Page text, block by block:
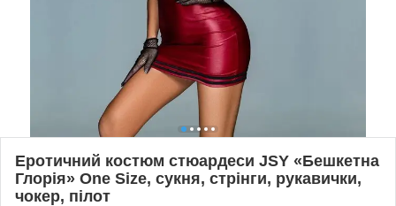
Еротичний костюм стюардеси JSY «Бешкетна
Глорія» One Size, сукня, стрінги, рукавички,
чокер, пілот